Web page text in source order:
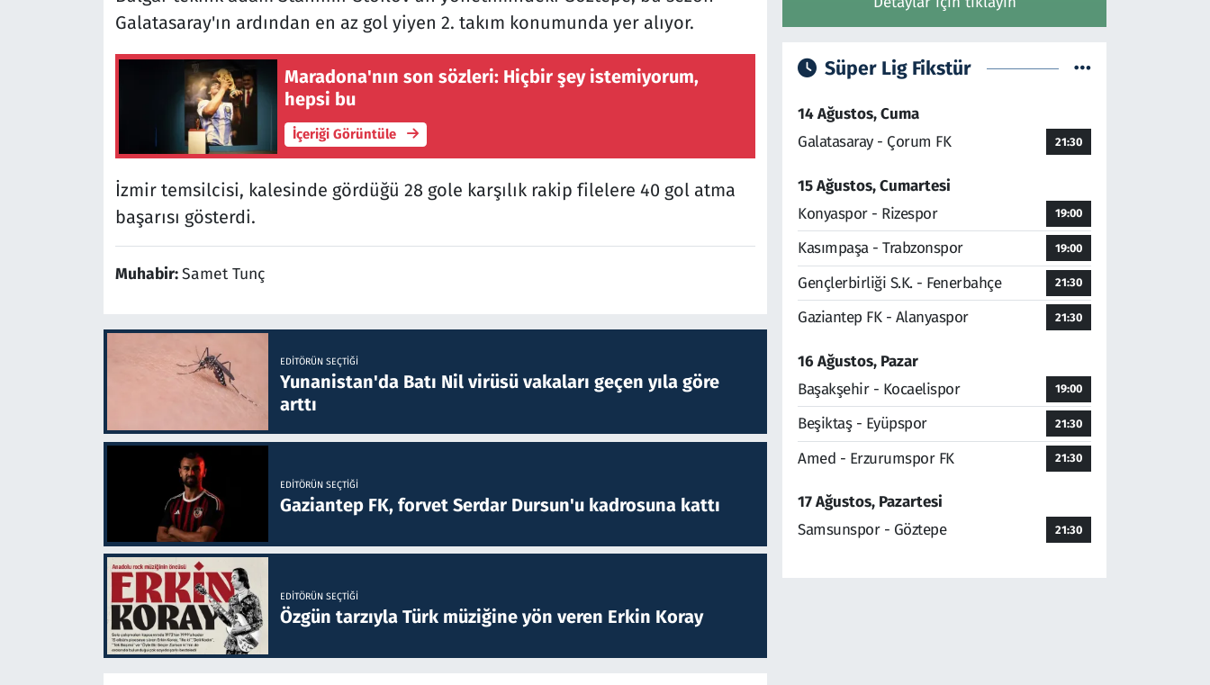
Galatasaray'ın ardından en az gol yiyen 2. takım konumunda yer alıyor.
Maradona'nın son sözleri: Hiçbir şey istemiyorum,
hepsi bu
İçeriği Görüntüle
İzmir temsilcisi, kalesinde gördüğü 28 gole karşılık rakip filelere 40 gol atma
başarısı gösterdi.
Muhabir:Samet Tunç
EDITÖRÜN SEÇTIĞI
Yunanistan'da Batı Nil virüsü vakaları geçen yıla göre
arttı
EDITÖRÜN SEÇTIĞI
Gaziantep FK, forvet Serdar Dursun'u kadrosuna kattı
EDITÖRÜN SEÇTIĞI
Özgün tarzıyla Türk müziğine yön veren Erkin Koray
Süper Lig Fikstür
14 Ağustos, Cuma
Galatasaray - Çorum FK
21:30
15 Ağustos, Cumartesi
Konyaspor - Rizespor
19:00
Kasımpaşa - Trabzonspor 19:00
Gençlerbirliği S.K. - Fenerbahçe 21:30
Gaziantep FK - Alanyaspor 21:30
16 Ağustos, Pazar
Başakşehir - Kocaelispor
19:00
Beşiktaş - Eyüpspor 21:30
Amed - Erzurumspor FK 21:30
17 Ağustos, Pazartesi
Samsunspor - Göztepe
21:30